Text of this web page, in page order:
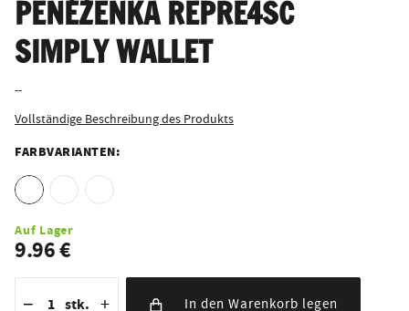
PENĚŽENKA REPRE4SC
SIMPLY WALLET
--
Vollständige Beschreibung des Produkts
FARBVARIANTEN:
Auf Lager
9.96 €
− stk. + In den Warenkorb legen